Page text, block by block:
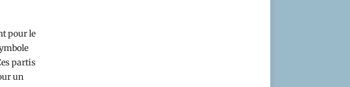
pour le
partis
un